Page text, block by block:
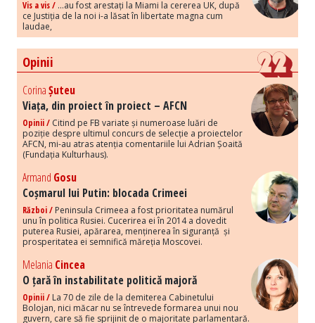
Vis a vis / ...au fost arestați la Miami la cererea UK, după
ce Justiția de la noi i-a lăsat în libertate magna cum
laudae,
Opinii
CorinaȘuteu
Viața, din proiect în proiect – AFCN
Opinii / Citind pe FB variate și numeroase luări de
poziție despre ultimul concurs de selecție a proiectelor
AFCN, mi-au atras atenția comentariile lui Adrian Șoaită
(Fundația Kulturhaus).
Armand Gosu
Coșmarul lui Putin: blocada Crimeei
Război / Peninsula Crimeea a fost prioritatea numărul
unu în politica Rusiei. Cucerirea ei în 2014 a dovedit
puterea Rusiei, apărarea, menținerea în siguranță și
prosperitatea ei semnifică măreția Moscovei.
Melania Cincea
O țară în instabilitate politică majoră
Opinii / La 70 de zile de la demiterea Cabinetului
Bolojan, nici măcar nu se întrevede formarea unui nou
guvern, care să fie sprijinit de o majoritate parlamentară.